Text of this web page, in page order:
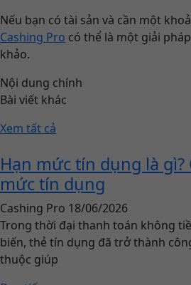
Nếu bạn có tài sản và cần một
Cashing Pro có thể là một giải
khảo.
Nội dung chính
Bài viết khác
Xem tất cả
Hạn mức tín dụng là gì?
mức tín dụng
Cashing Pro 18/06/2026
Trong thời đại thanh toán không
biến, thẻ tín dụng đã trở thành
thuộc giúp